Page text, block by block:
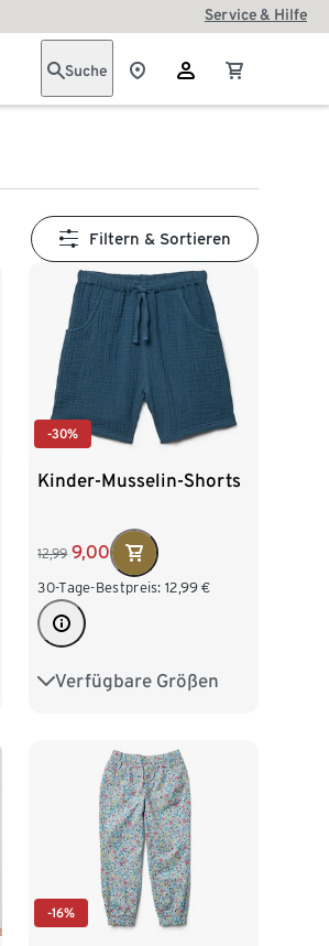
Service & Hilfe
Suche
Filtern & Sortieren
-30%
Kinder-Musselin-Shorts
12,99 9,00
30-Tage-Bestpreis: 12,99 €
Verfügbare Größen
86/92 98/104
-16%